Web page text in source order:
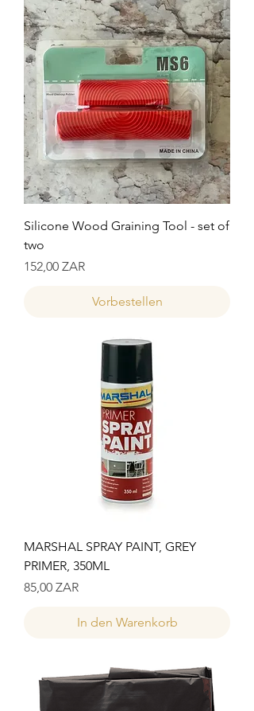
Silicone Wood Graining Tool - set of
two
Preis
152,00 ZAR
Vorbestellen
MARSHAL SPRAY PAINT, GREY
PRIMER, 350ML
Preis
85,00 ZAR
In den Warenkorb